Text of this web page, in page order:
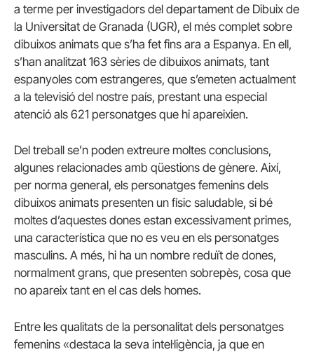
a terme per investigadors del departament de Dibuix de
la Universitat de Granada (UGR), el més complet sobre
dibuixos animats que s’ha fet fins ara a Espanya. En ell,
s’han analitzat 163 sèries de dibuixos animats, tant
espanyoles com estrangeres, que s’emeten actualment
a la televisió del nostre país, prestant una especial
atenció als 621 personatges que hi apareixien.
Del treball se’n poden extreure moltes conclusions,
algunes relacionades amb qüestions de gènere. Així,
per norma general, els personatges femenins dels
dibuixos animats presenten un físic saludable, si bé
moltes d’aquestes dones estan excessivament primes,
una característica que no es veu en els personatges
masculins. A més, hi ha un nombre reduït de dones,
normalment grans, que presenten sobrepès, cosa que
no apareix tant en el cas dels homes.
Entre les qualitats de la personalitat dels personatges
femenins «destaca la seva intel·ligència, ja que en